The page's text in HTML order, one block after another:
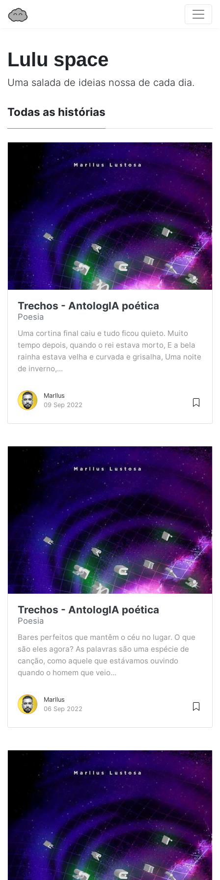
Lulu space
Uma salada de ideias nossa de cada dia.
Todas as histórias
Trechos - AntologIA poética
Poesia
Uma cortina final caiu e tudo ficou quieto. Muito
tempo depois, quando o rei estava morto, E a bela
rainha estava velha e curvada e grisalha, Uma noite
de inverno,...
Marllus
09 Sep 2022
Trechos - AntologIA poética
Poesia
Bares perfeitos que mantêm o céu no lugar. O que
são eles agora? As palavras são uma espécie de
canção, como aquele que estávamos ouvindo
quando o homem que veio...
Marllus
06 Sep 2022